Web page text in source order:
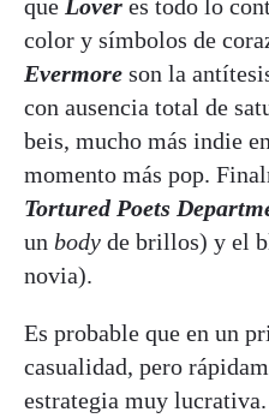
que Lover es todo lo
color y símbolos de
Evermore son la
con ausencia total de
beis, mucho más indie
momento más pop.
Tortured Poets
un body de brillos) y el
novia).
Es probable que en un
casualidad, pero
estrategia muy